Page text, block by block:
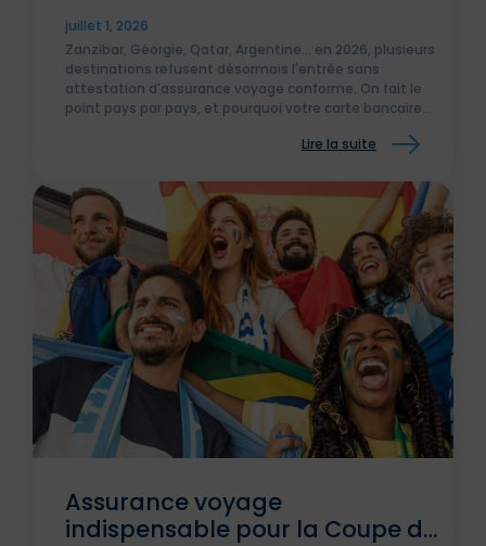
juillet 1, 2026
Zanzibar, Géorgie, Qatar, Argentine... en 2026, plusieurs
destinations refusent désormais l'entrée sans
attestation d'assurance voyage conforme. On fait le
point pays par pays, et pourquoi votre carte bancaire
Lire la suite
Assurance voyage
indispensable pour la Coupe du